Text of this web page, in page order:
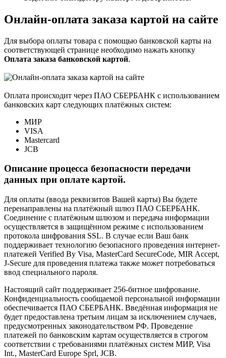
Онлайн-оплата заказа картой на сайте
Для выбора оплаты товара с помощью банковской карты на
соответствующей странице необходимо нажать кнопку
Оплата заказа банковской картой.
Оплата происходит через ПАО СБЕРБАНК с использованием
банковских карт следующих платёжных систем:
МИР
VISA
Mastercard
JCB
Описание процесса безопасности передачи
данных при оплате картой.
Для оплаты (ввода реквизитов Вашей карты) Вы будете
перенаправлены на платёжный шлюз ПАО СБЕРБАНК.
Соединение с платёжным шлюзом и передача информации
осуществляется в защищённом режиме с использованием
протокола шифрования SSL. В случае если Ваш банк
поддерживает технологию безопасного проведения интернет-
платежей Verified By Visa, MasterCard SecureCode, MIR Accept,
J-Secure для проведения платежа также может потребоваться
ввод специального пароля.
Настоящий сайт поддерживает 256-битное шифрование.
Конфиденциальность сообщаемой персональной информации
обеспечивается ПАО СБЕРБАНК. Введённая информация не
будет предоставлена третьим лицам за исключением случаев,
предусмотренных законодательством РФ. Проведение
платежей по банковским картам осуществляется в строгом
соответствии с требованиями платёжных систем МИР, Visa
Int., MasterCard Europe Sprl, JCB.